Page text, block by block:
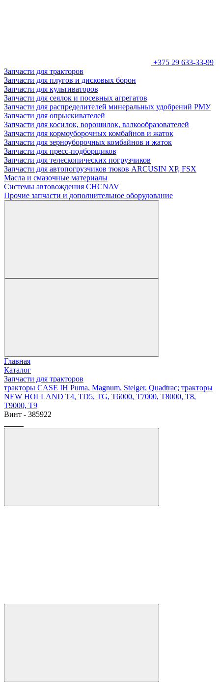
+375 29 633-33-99
Запчасти для тракторов
Запчасти для плугов и дисковых борон
Запчасти для культиваторов
Запчасти для сеялок и посевных агрегатов
Запчасти для распределителей минеральных удобрений РМУ
Запчасти для опрыскивателей
Запчасти для косилок, ворошилок, валкообразователей
Запчасти для кормоуборочных комбайнов и жаток
Запчасти для зерноуборочных комбайнов и жаток
Запчасти для пресс-подборщиков
Запчасти для телескопических погрузчиков
Запчасти для автопогрузчиков тюков ARCUSIN XP, FSX
Масла и смазочные материалы
Системы автовождения CHCNAV
Прочие запчасти и дополнительное оборудование
Главная
Каталог
Запчасти для тракторов
тракторы CASE IH Puma, Magnum, Steiger, Quadtrac; тракторы
NEW HOLLAND T4, TD5, TG, T6000, T7000, T8000, T8,
T9000, T9
Винт - 385922